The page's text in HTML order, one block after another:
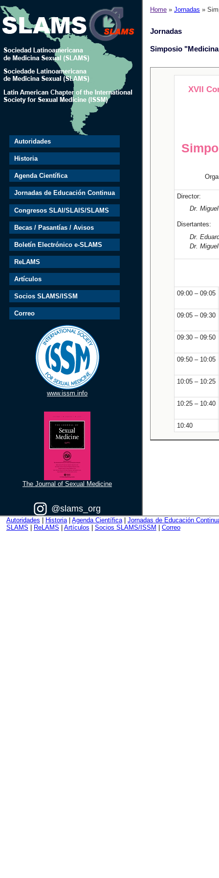
Autoridades
Historia
Agenda Científica
Jornadas de Educación Continua
Congresos SLAI/SLAIS/SLAMS
Becas / Pasantías / Avisos
Boletín Electrónico e-SLAMS
ReLAMS
Artículos
Socios SLAMS/ISSM
Correo
www.issm.info
The Journal of Sexual Medicine
@slams_org
Home » Jornadas »
Jornadas
Simposio
XVII
Director:
Dr.
Disertantes:
Dr.
Dr.
09:00 – 09:05
09:05 – 09:30
09:30 – 09:50
09:50 – 10:05
10:05 – 10:25
10:25 – 10:40
10:40
Autoridades Historia| Agenda Científica| Jornadas de Educación
SLAMS
ReLAMS Artículos Socios SLAMS/ISSM Correo